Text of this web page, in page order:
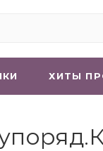
ХИТЫ